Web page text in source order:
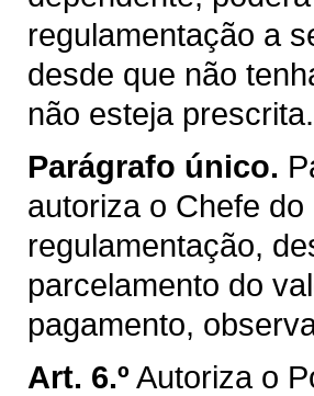
regulamentação a
desde que não
não esteja prescrita.
Parágrafo único.
autoriza o Chefe
regulamentação,
parcelamento do
pagamento,
Art. 6.º Autoriza o